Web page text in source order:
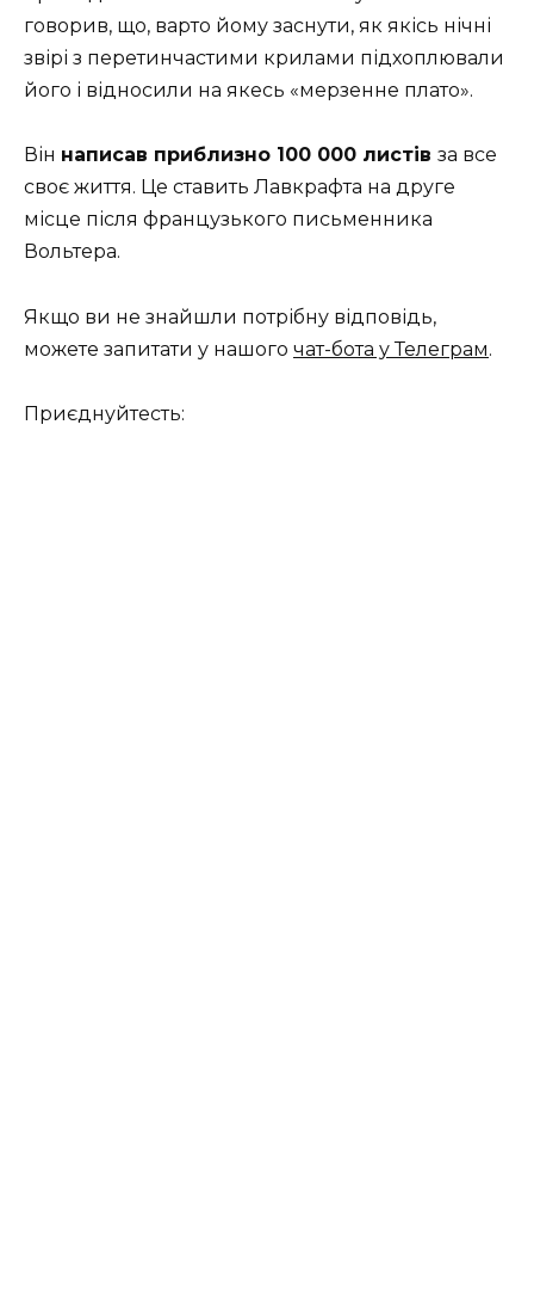
говорив, що, варто йому заснути, як якісь нічні
звірі з перетинчастими крилами підхоплювали
його і відносили на якесь «мерзенне плато».
Він написав приблизно 100 000 листів за все
своє життя. Це ставить Лавкрафта на друге
місце після французького письменника
Вольтера.
Якщо ви не знайшли потрібну відповідь,
можете запитати у нашого чат-бота у Телеграм.
Приєднуйтесть: